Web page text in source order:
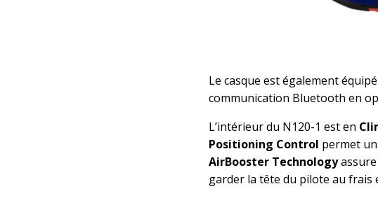
Le casque est également équipé
communication Bluetooth en
L’intérieur du N120-1 est en
Positioning Control permet
AirBooster Technologyassure
garder la tête du pilote au frais